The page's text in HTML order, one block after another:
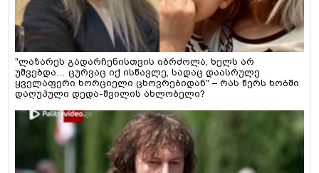
"ლაზარეს გადარჩენისთვის იბრძოლა, ხელს არ
უშვებდა… ცურვაც იქ ისწავლე, სადაც დაასრულე
ყველაფერი ხორციელი ცხოვრებიდან" – რას წერს ხობში
დაღუპული დედა-შვილის ახლობელი?